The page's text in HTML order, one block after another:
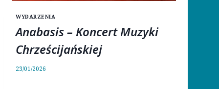
WYDARZENIA
Anabasis – Koncert Muzyki
Chrześcijańskiej
23/01/2026